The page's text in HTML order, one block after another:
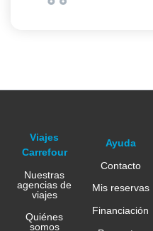
Viajes
Carrefour
Nuestras
agencias de
viajes
Quiénes
somos
Ayuda
Contacto
Mis reservas
Financiación